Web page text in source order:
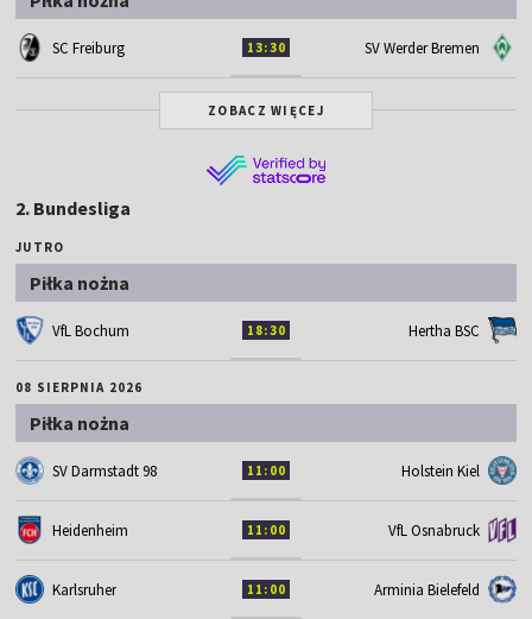
SC Freiburg 13:30 SV Werder Bremen
ZOBACZ WIĘCEJ
2. Bundesliga
JUTRO
Piłka nożna
VfL Bochum 18:30 Hertha BSC
08 SIERPNIA 2026
Piłka nożna
SV Darmstadt 98 11:00 Holstein Kiel
Heidenheim 11:00 VfL Osnabruck
Karlsruher 11:00 Arminia Bielefeld